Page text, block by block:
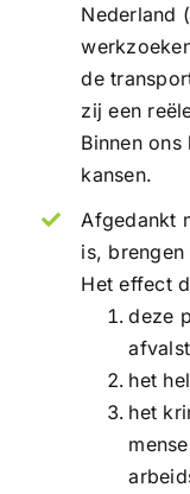
Nederland
de
zij een
Binnen
kansen.
Afgedankt
is,
Het effect
deze
het
het